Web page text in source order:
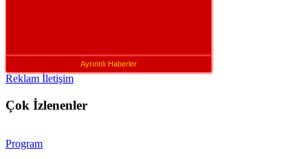
Ayrıntılı Haberler
Reklam İletişim
Çok İzlenenler
Program